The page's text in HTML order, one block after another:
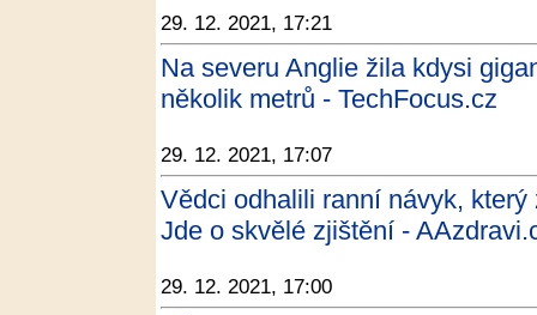
29. 12. 2021, 17:21
Na severu Anglie žila kdysi
několik metrů - TechFocus.cz
29. 12. 2021, 17:07
Vědci odhalili ranní návyk,
Jde o skvělé zjištění -
29. 12. 2021, 17:00